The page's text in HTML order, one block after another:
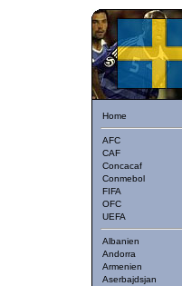
Home
AFC
CAF
Concacaf
Conmebol
FIFA
OFC
UEFA
Albanien
Andorra
Armenien
Aserbajdsjan